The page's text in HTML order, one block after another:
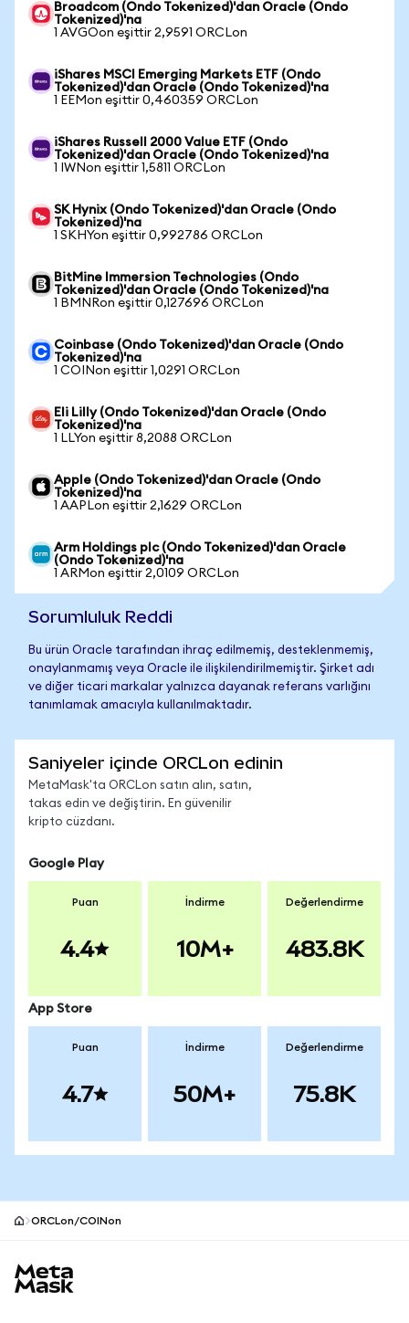
Broadcom (Ondo Tokenized)'dan Oracle (Ondo
Tokenized)'na
1 AVGOon eşittir 2,9591 ORCLon
iShares MSCI Emerging Markets ETF (Ondo
Tokenized)'dan Oracle (Ondo Tokenized)'na
1 EEMon eşittir 0,460359 ORCLon
iShares Russell 2000 Value ETF (Ondo
Tokenized)'dan Oracle (Ondo Tokenized)'na
1 IWNon eşittir 1,5811 ORCLon
SK Hynix (Ondo Tokenized)'dan Oracle (Ondo
Tokenized)'na
1 SKHYon eşittir 0,992786 ORCLon
BitMine Immersion Technologies (Ondo
Tokenized)'dan Oracle (Ondo Tokenized)'na
1 BMNRon eşittir 0,127696 ORCLon
Coinbase (Ondo Tokenized)'dan Oracle (Ondo
Tokenized)'na
1 COINon eşittir 1,0291 ORCLon
Eli Lilly (Ondo Tokenized)'dan Oracle (Ondo
Tokenized)'na
1 LLYon eşittir 8,2088 ORCLon
Apple (Ondo Tokenized)'dan Oracle (Ondo
Tokenized)'na
1 AAPLon eşittir 2,1629 ORCLon
Arm Holdings plc (Ondo Tokenized)'dan Oracle
(Ondo Tokenized)'na
1 ARMon eşittir 2,0109 ORCLon
Sorumluluk Reddi
Bu ürün Oracle tarafından ihraç edilmemiş, desteklenmemiş,
onaylanmamış veya Oracle ile ilişkilendirilmemiştir. Şirket adı
ve diğer ticari markalar yalnızca dayanak referans varlığını
tanımlamak amacıyla kullanılmaktadır.
Saniyeler içinde ORCLon edinin
MetaMask'ta ORCLon satın alın, satın,
takas edin ve değiştirin. En güvenilir
kripto cüzdanı.
Google Play
Puan
4.4
İndirme
10M+
Değerlendirme
483.8K
App Store
Puan
4.7
İndirme
50M+
Değerlendirme
75.8K
ORCLon/COINon